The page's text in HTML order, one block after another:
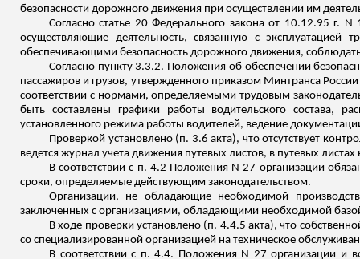
безопасности дорожного движения при осуществлении им
Согласно статье 20 Федерального закона от 10.12.95 г.
осуществляющие деятельность, связанную с эксплуатацией
обеспечивающими безопасность дорожного движения,
Согласно пункту 3.3.2. Положения об обеспечении
пассажиров и грузов, утвержденного приказом Минтранса
соответствии с нормами, определяемыми трудовым
быть составлены графики работы водительского состава,
установленного режима работы водителей, ведение
Проверкой установлено (п. 3.6 акта), что отсутствует
ведется журнал учета движения путевых листов, в путевых
В соответствии с п. 4.2 Положения N 27 организации
сроки, определяемые действующим законодательством.
Организации, не обладающие необходимой
заключенных с организациями, обладающими необходимой
В ходе проверки установлено (п. 4.4.5 акта), что
со специализированной организацией на техническое
В соответствии с п. 4.4. Положения N 27 организации и